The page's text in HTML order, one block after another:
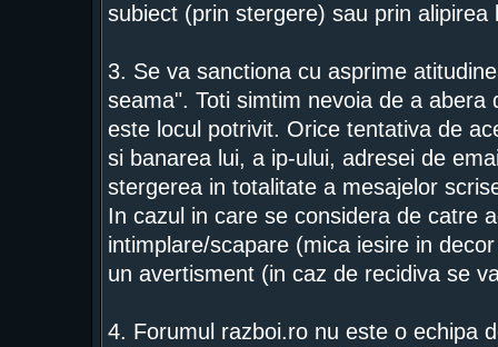
subiect (prin stergere) sau prin
3. Se va sanctiona cu asprime
seama". Toti simtim nevoia de a
este locul potrivit. Orice tentativa de
si banarea lui, a ip-ului, adresei de
stergerea in totalitate a mesajelor
In cazul in care se considera de catre
intimplare/scapare (mica iesire in
un avertisment (in caz de recidiva se
4. Forumul razboi.ro nu este o echipa